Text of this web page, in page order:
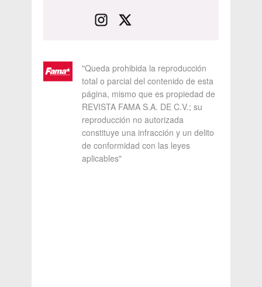
"Queda prohibida la reproducción
total o parcial del contenido de esta
página, mismo que es propiedad de
REVISTA FAMA S.A. DE C.V.; su
reproducción no autorizada
constituye una infracción y un delito
de conformidad con las leyes
aplicables"